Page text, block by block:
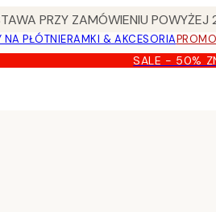
PRZY ZAMÓWIENIU
NA PŁÓTNIERAMKI & AKCESORIA
SALE - 50%